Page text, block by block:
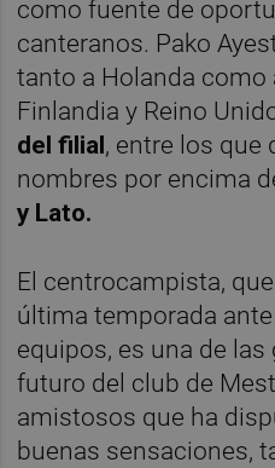
como fuente de
canteranos. Pako
tanto a Holanda como
Finlandia y Reino
del filial, entre los que
nombres por encima
y Lato.
El centrocampista,
última temporada
equipos, es una de
futuro del club de
amistosos que ha
buenas sensaciones,